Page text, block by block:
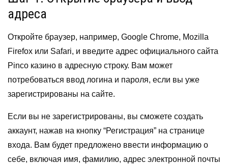
адреса
Откройте браузер, например, Google Chrome, Mozilla
Firefox или Safari, и введите адрес официального сайта
Pinco казино в адресную строку. Вам может
потребоваться ввод логина и пароля, если вы уже
зарегистрированы на сайте.
Если вы не зарегистрированы, вы сможете создать
аккаунт, нажав на кнопку “Регистрация” на странице
входа. Вам будет предложено ввести информацию о
себе, включая имя, фамилию, адрес электронной почты